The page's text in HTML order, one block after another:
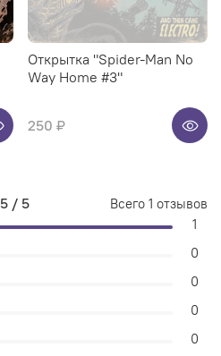
Открытка "Spider-Man No
Way Home #3"
250 ₽
5 / 5 Всего 1 отзывов
1
0
0
0
0